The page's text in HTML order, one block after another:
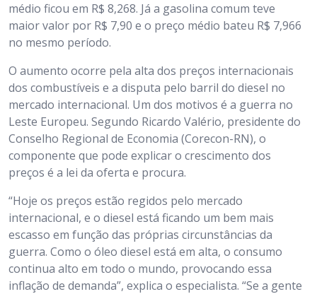
médio ficou em R$ 8,268. Já a gasolina comum teve
maior valor por R$ 7,90 e o preço médio bateu R$ 7,966
no mesmo período.
O aumento ocorre pela alta dos preços internacionais
dos combustíveis e a disputa pelo barril do diesel no
mercado internacional. Um dos motivos é a guerra no
Leste Europeu. Segundo Ricardo Valério, presidente do
Conselho Regional de Economia (Corecon-RN), o
componente que pode explicar o crescimento dos
preços é a lei da oferta e procura.
“Hoje os preços estão regidos pelo mercado
internacional, e o diesel está ficando um bem mais
escasso em função das próprias circunstâncias da
guerra. Como o óleo diesel está em alta, o consumo
continua alto em todo o mundo, provocando essa
inflação de demanda”, explica o especialista. “Se a gente